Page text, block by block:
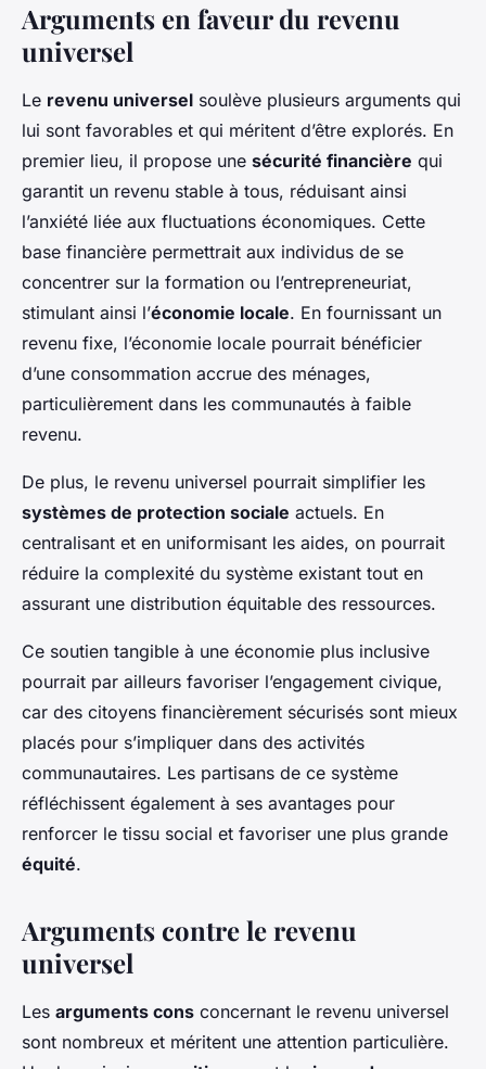
Arguments en faveur du revenu
universel
Le revenu universel soulève plusieurs arguments qui
lui sont favorables et qui méritent d’être explorés. En
premier lieu, il propose une sécurité financière qui
garantit un revenu stable à tous, réduisant ainsi
l’anxiété liée aux fluctuations économiques. Cette
base financière permettrait aux individus de se
concentrer sur la formation ou l’entrepreneuriat,
stimulant ainsi l’économie locale. En fournissant un
revenu fixe, l’économie locale pourrait bénéficier
d’une consommation accrue des ménages,
particulièrement dans les communautés à faible
revenu.
De plus, le revenu universel pourrait simplifier les
systèmes de protection sociale actuels. En
centralisant et en uniformisant les aides, on pourrait
réduire la complexité du système existant tout en
assurant une distribution équitable des ressources.
Ce soutien tangible à une économie plus inclusive
pourrait par ailleurs favoriser l’engagement civique,
car des citoyens financièrement sécurisés sont mieux
placés pour s’impliquer dans des activités
communautaires. Les partisans de ce système
réfléchissent également à ses avantages pour
renforcer le tissu social et favoriser une plus grande
équité.
Arguments contre le revenu
universel
Les arguments cons concernant le revenu universel
sont nombreux et méritent une attention particulière.